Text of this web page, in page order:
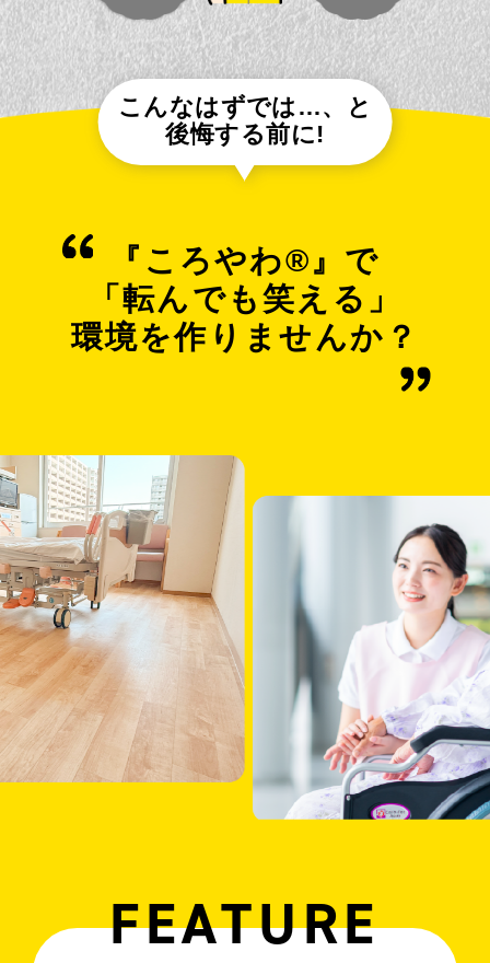
こんなはずでは…、と
後悔する前に!
『ころやわ®︎』で
「転んでも笑える」
環境を作りませんか？
FEATURE